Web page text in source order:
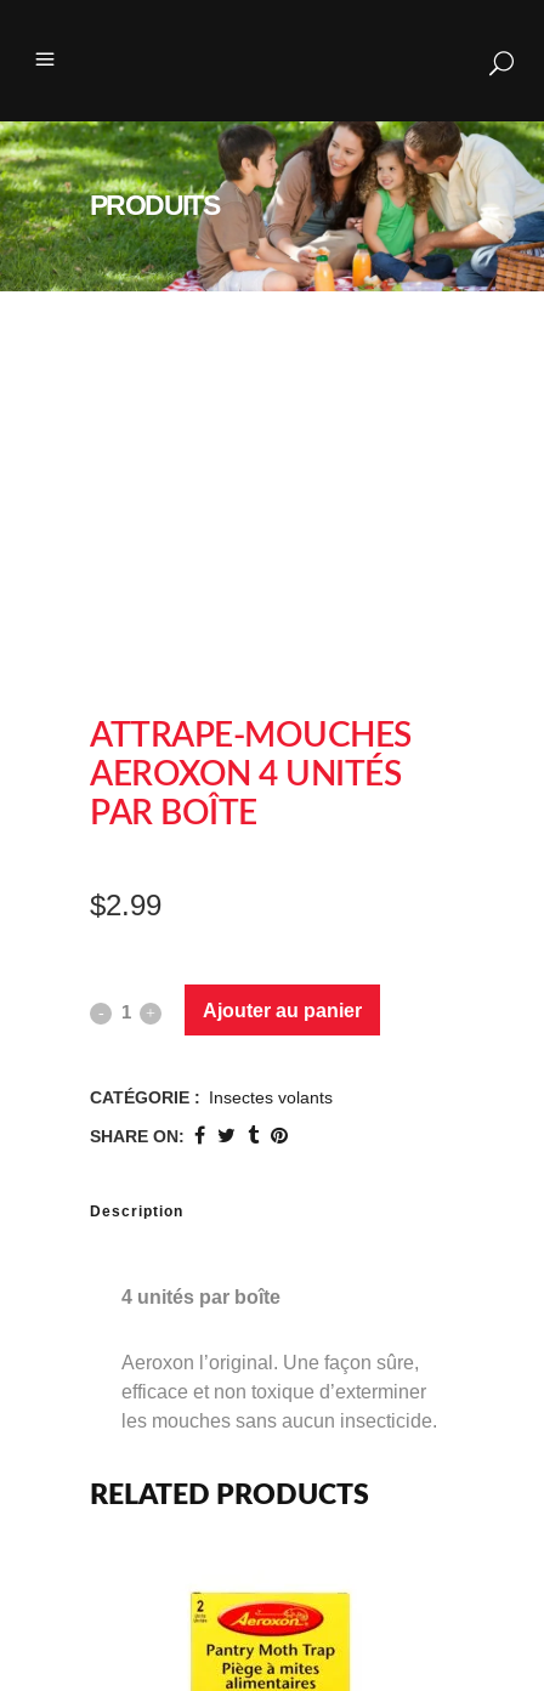
PRODUITS
ATTRAPE-MOUCHES
AEROXON 4 UNITÉS
PAR BOÎTE
$2.99
Ajouter au panier
CATÉGORIE : Insectes volants
SHARE ON:
Description
4 unités par boîte
Aeroxon l’original. Une façon sûre,
efficace et non toxique d’exterminer
les mouches sans aucun insecticide.
RELATED PRODUCTS